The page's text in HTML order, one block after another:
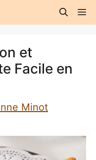
et
Facile en
Minot